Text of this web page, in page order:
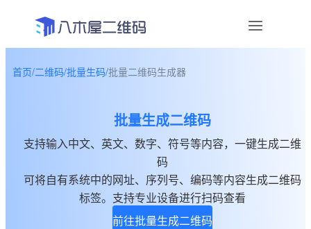
帮助中心
关于我们
首页/二维码/批量生码/批量二维码生成器
批量生成二维码
支持输入中文、英文、数字、符号等内容，一键生成二维
码
可将自有系统中的网址、序列号、编码等内容生成二维码
标签。支持专业设备进行扫码查看
前往批量生成二维码